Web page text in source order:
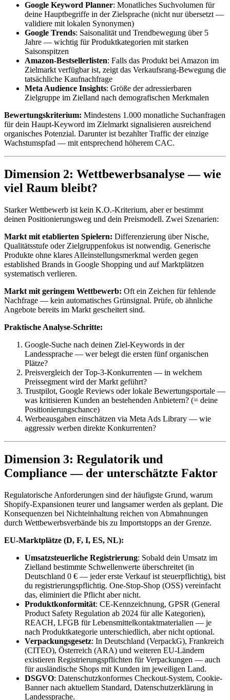
Google Keyword Planner: Monatliches Suchvolumen für
deine Hauptbegriffe in der Zielsprache (nicht nur übersetzt —
validiere mit lokalen Synonymen)
Google Trends: Saisonalität und Trendbewegung über 5
Jahre — wichtig für Produktkategorien mit starken
Saisonspitzen
Amazon-Bestsellerlisten: Falls das Produkt bei Amazon im
Zielmarkt verfügbar ist, zeigt das Verkaufsrang-Bewegung die
tatsächliche Kaufnachfrage
Meta Audience Insights: Größe der adressierbaren
Zielgruppe im Zielland nach demografischen Merkmalen
Bewertungskriterium: Mindestens 1.000 monatliche Suchanfragen
für dein Haupt-Keyword im Zielmarkt signalisieren ausreichend
organisches Potenzial. Darunter ist bezahlter Traffic der einzige
Wachstumspfad — mit entsprechend höherem CAC.
Dimension 2: Wettbewerbsanalyse — wie
viel Raum bleibt?
Starker Wettbewerb ist kein K.O.-Kriterium, aber er bestimmt
deinen Positionierungsweg und dein Preismodell. Zwei Szenarien:
Markt mit etablierten Spielern: Differenzierung über Nische,
Qualitätsstufe oder Zielgruppenfokus ist notwendig. Generische
Produkte ohne klares Alleinstellungsmerkmal werden gegen
established Brands in Google Shopping und auf Marktplätzen
systematisch verlieren.
Markt mit geringem Wettbewerb: Oft ein Zeichen für fehlende
Nachfrage — kein automatisches Grünsignal. Prüfe, ob ähnliche
Angebote bereits im Markt gescheitert sind.
Praktische Analyse-Schritte:
Google-Suche nach deinen Ziel-Keywords in der
Landessprache — wer belegt die ersten fünf organischen
Plätze?
Preisvergleich der Top-3-Konkurrenten — in welchem
Preissegment wird der Markt geführt?
Trustpilot, Google Reviews oder lokale Bewertungsportale —
was kritisieren Kunden an bestehenden Anbietern? (= deine
Positionierungschance)
Werbeausgaben einschätzen via Meta Ads Library — wie
aggressiv werben direkte Konkurrenten?
Dimension 3: Regulatorik und
Compliance — der unterschätzte Faktor
Regulatorische Anforderungen sind der häufigste Grund, warum
Shopify-Expansionen teurer und langsamer werden als geplant. Die
Konsequenzen bei Nichteinhaltung reichen von Abmahnungen
durch Wettbewerbsverbände bis zu Importstopps an der Grenze.
EU-Marktplätze (D, F, I, ES, NL):
Umsatzsteuerliche Registrierung: Sobald dein Umsatz im
Zielland bestimmte Schwellenwerte überschreitet (in
Deutschland 0 € — jeder erste Verkauf ist steuerpflichtig), bist
du registrierungspflichtig. One-Stop-Shop (OSS) vereinfacht
das, eliminiert die Pflicht aber nicht.
Produktkonformität: CE-Kennzeichnung, GPSR (General
Product Safety Regulation ab 2024 für alle Kategorien),
REACH, LFGB für Lebensmittelkontaktmaterialien — je
nach Produktkategorie unterschiedlich, aber nicht optional.
Verpackungsgesetz: In Deutschland (VerpackG), Frankreich
(CITEO), Österreich (ARA) und weiteren EU-Ländern
existieren Registrierungspflichten für Verpackungen — auch
für ausländische Shops mit Kunden im jeweiligen Land.
DSGVO: Datenschutzkonformes Checkout-System, Cookie-
Banner nach aktuellem Standard, Datenschutzerklärung in
Landessprache.